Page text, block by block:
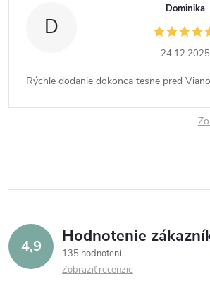
D
Dominika
24.12.2025
Rýchle dodanie dokonca tesne pred
4,9 Hodnotenie
135 hodnotení
Zobraziť recenzie